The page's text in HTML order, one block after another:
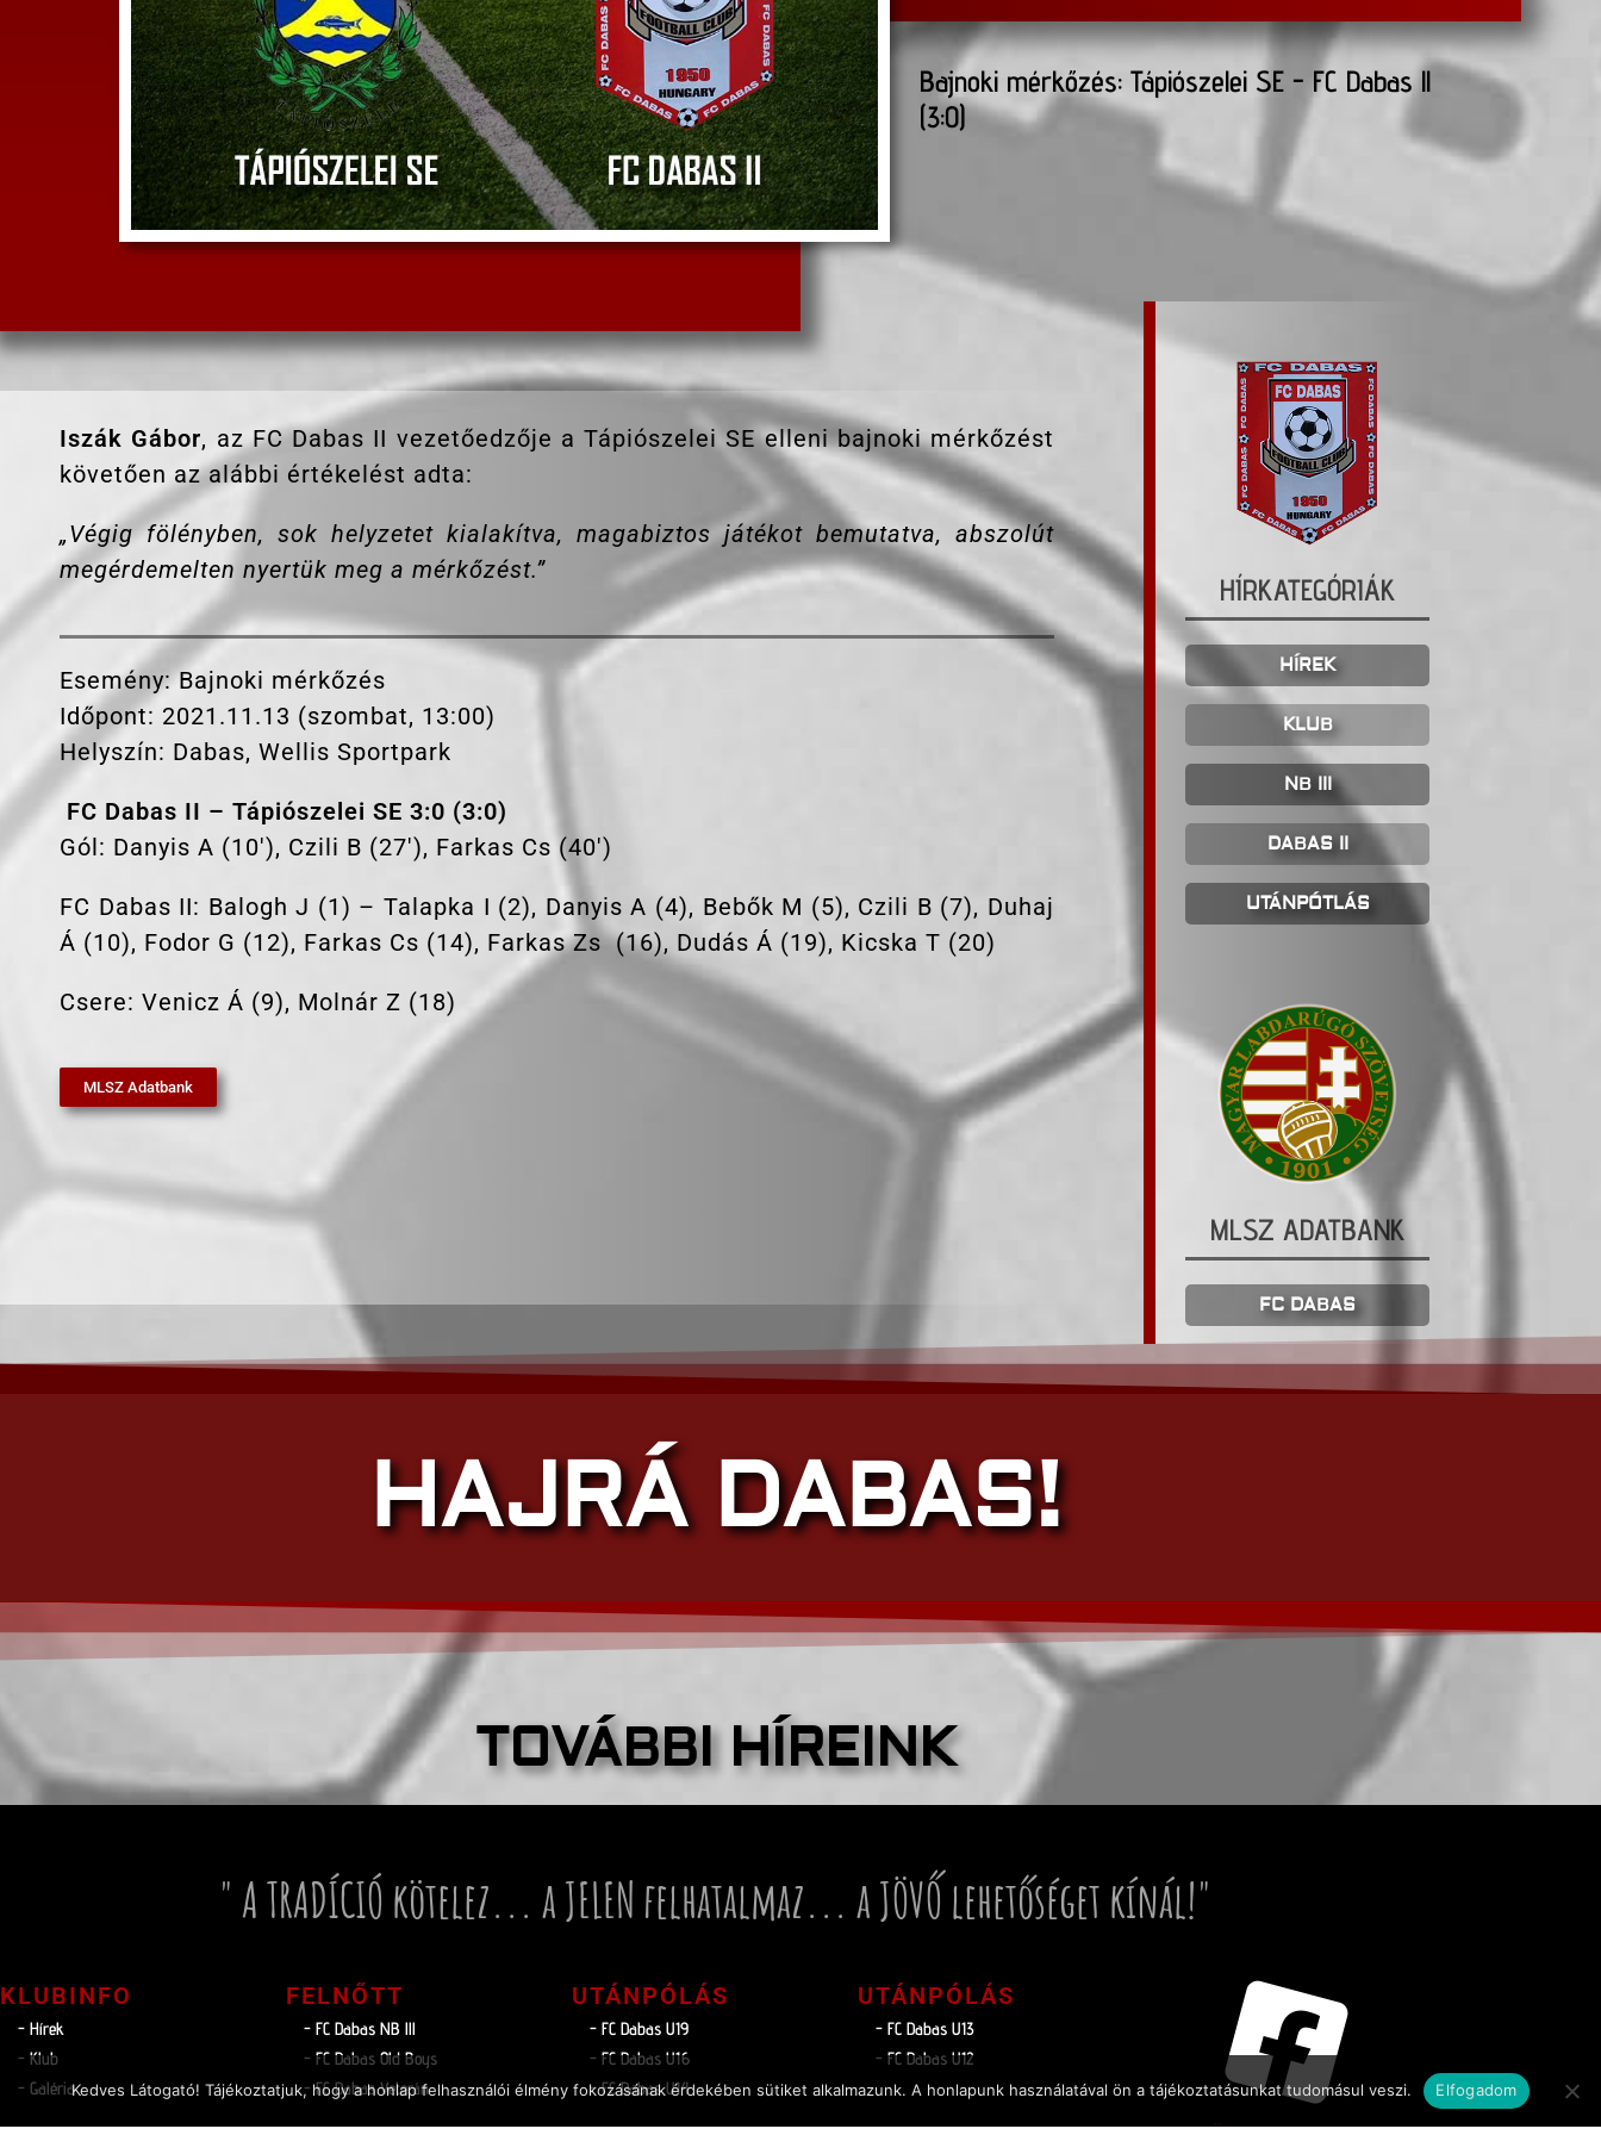
Bajnoki mérkőzés: Tápiószelei SE - FC Dabas ll
(3:0)
Iszák Gábor, az FC Dabas II vezetőedzője a Tápiószelei SE elleni bajnoki mérkőzést
követően az alábbi értékelést adta:
„Végig fölényben, sok helyzetet kialakítva, magabiztos játékot bemutatva, abszolút
megérdemelten nyertük meg a mérkőzést.”
Esemény: Bajnoki mérkőzés
Időpont: 2021.11.13 (szombat, 13:00)
Helyszín: Dabas, Wellis Sportpark
FC Dabas II – Tápiószelei SE 3:0 (3:0)
Gól: Danyis A (10′), Czili B (27′), Farkas Cs (40′)
FC Dabas II: Balogh J (1) – Talapka I (2), Danyis A (4), Bebők M (5), Czili B (7), Duhaj
Á (10), Fodor G (12), Farkas Cs (14), Farkas Zs (16), Dudás Á (19), Kicska T (20)
Csere: Venicz Á (9), Molnár Z (18)
MLSZ Adatbank
HÍRKATEGÓRIÁK
HÍREK
KLUB
NB III
DABAS II
UTÁNPÓTLÁS
MLSZ ADATBANK
FC DABAS
HAJRÁ DABAS!
TOVÁBBI HÍREINK
" A TRADÍCIÓ kötelez... a JELEN felhatalmaz... a JÖVŐ lehetőséget kínál!"
KLUBINFO
- Hírek
- Klub
- Galéria
FELNŐTT
- FC Dabas NB lll
- FC Dabas Old Boys
- FC Dabas Veterán
UTÁNPÓLÁS
- FC Dabas U19
- FC Dabas U16
- FC Dabas U14
UTÁNPÓLÁS
- FC Dabas U13
- FC Dabas U12
Kedves Látogató! Tájékoztatjuk, hogy a honlap felhasználói élmény fokozásának érdekében sütiket alkalmazunk. A honlapunk használatával ön a tájékoztatásunkat tudomásul veszi. Elfogadom